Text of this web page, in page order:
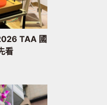
TAA 國
看